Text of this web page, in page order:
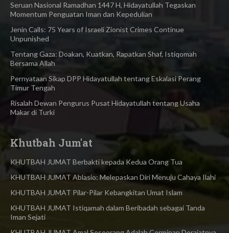
Seruan Nasional Ramadhan 1447 H, Hidayatullah Tegaskan
Momentum Penguatan Iman dan Kepedulian
Jenin Calls: 75 Years of Israeli Zionist Crimes Continue
Unpunished
Tentang Gaza: Doakan, Kuatkan, Rapatkan Shaf, Istiqomah
Bersama Allah
Pernyataan Sikap DPP Hidayatullah tentang Eskalasi Perang
Timur Tengah
Risalah Dewan Pengurus Pusat Hidayatullah tentang Usaha
Makar di Turki
Khutbah Jum'at
KHUTBAH JUMAT Berbakti kepada Kedua Orang Tua
KHUTBAH JUMAT Ablasio: Melepaskan Diri Menuju Cahaya Ilahi
KHUTBAH JUMAT Pilar-Pilar Kebangkitan Umat Islam
KHUTBAH JUMAT Istiqamah dalam Beribadah sebagai Tanda
Iman Sejati